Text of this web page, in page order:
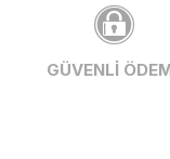
GÜVENLİ